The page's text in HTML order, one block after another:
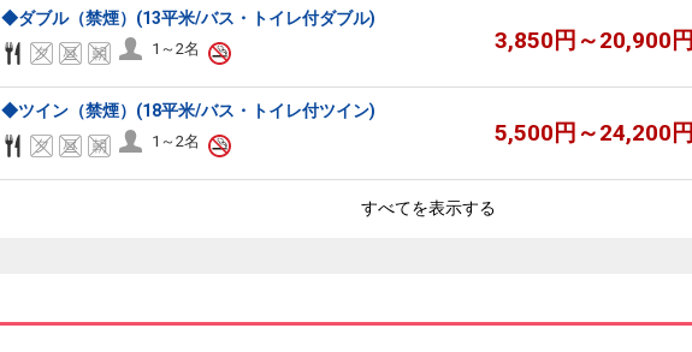
◆ダブル（禁煙）(13平米/バス・トイレ付ダブル)
1～2名 3,850円～20,900円
◆ツイン（禁煙）(18平米/バス・トイレ付ツイン)
1～2名 5,500円～24,200円
すべてを表示する